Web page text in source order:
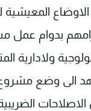
الاوضاع
بدوام عمل
ولادارية
تجهد الى وضع
الضريبية